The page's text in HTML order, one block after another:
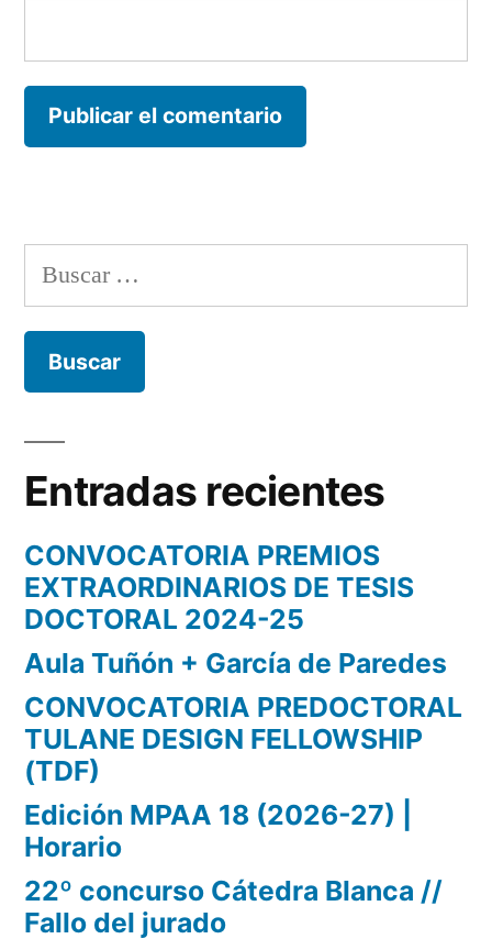
Buscar:
Entradas recientes
CONVOCATORIA PREMIOS
EXTRAORDINARIOS DE TESIS
DOCTORAL 2024-25
Aula Tuñón + García de Paredes
CONVOCATORIA PREDOCTORAL
TULANE DESIGN FELLOWSHIP
(TDF)
Edición MPAA 18 (2026-27) |
Horario
22º concurso Cátedra Blanca //
Fallo del jurado